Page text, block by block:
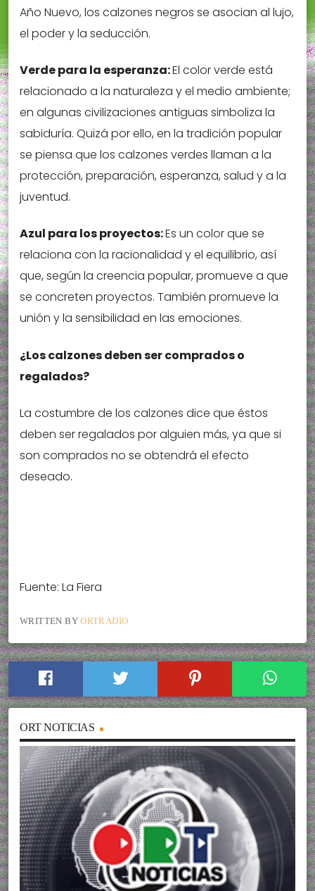
Año Nuevo, los calzones negros se asocian al lujo,
el poder y la seducción.
Verde para la esperanza:El color verde está
relacionado a la naturaleza y el medio ambiente;
en algunas civilizaciones antiguas simboliza la
sabiduría. Quizá por ello, en la tradición popular
se piensa que los calzones verdes llaman a la
protección, preparación, esperanza, salud y a la
juventud.
Azul para los proyectos:Es un color que se
relaciona con la racionalidad y el equilibrio, así
que, según la creencia popular, promueve a que
se concreten proyectos. También promueve la
unión y la sensibilidad en las emociones.
¿Los calzones deben ser comprados o
regalados?
La costumbre de los calzones dice que éstos
deben ser regalados por alguien más, ya que si
son comprados no se obtendrá el efecto
deseado.
Fuente: La Fiera
WRITTEN BYORTRADIO
ORT NOTICIAS